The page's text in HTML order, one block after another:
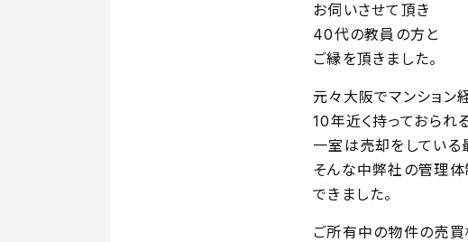
お伺いさせて頂き
40代の教員の方と
ご縁を頂きました。
元々大阪でマンション
10年近く持っておられ
一室は売却をしている
そんな中弊社の管理体
できました。
ご所有中の物件の売買